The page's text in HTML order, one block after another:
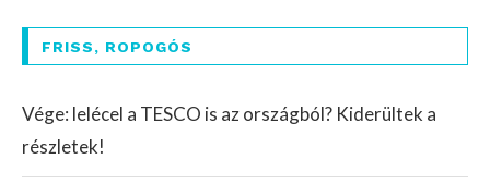
FRISS, ROPOGÓS
Vége: lelécel a TESCO is az országból? Kiderültek a
részletek!